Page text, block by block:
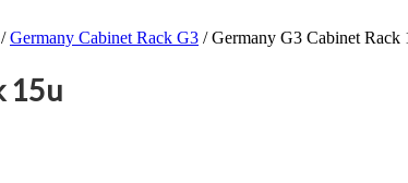
/Germany Cabinet Rack G3 / Germany G3 Cabinet Rack
15u